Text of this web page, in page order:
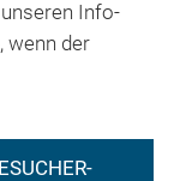
Info-
wenn der